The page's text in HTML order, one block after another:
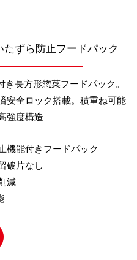
ずら防止フードパック
長方形惣菜フードパック。
安全ロック搭載。積重ね可能
強度構造
機能付きフードパック
破片なし
減